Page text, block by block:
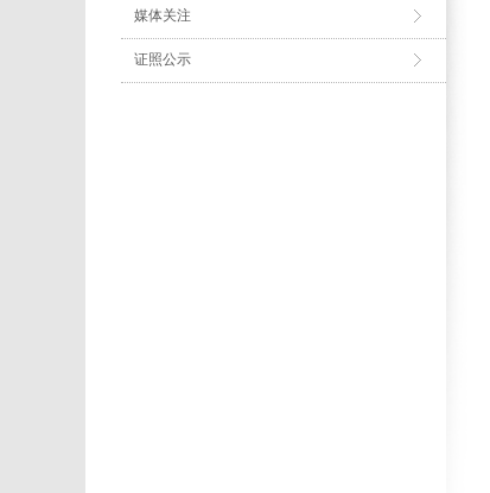
媒体关注
证照公示